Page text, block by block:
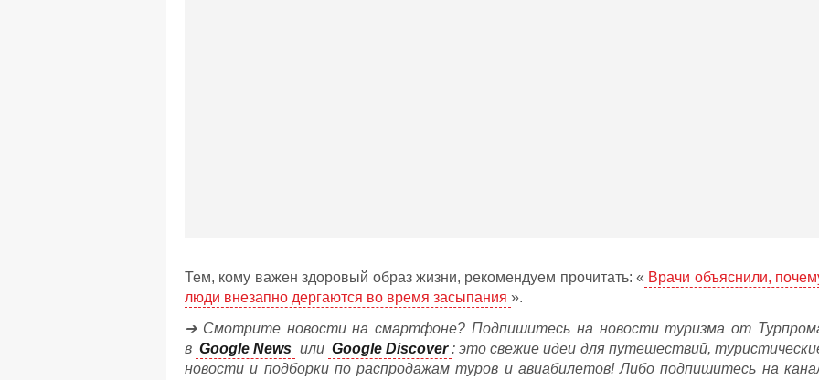
Тем, кому важен здоровый образ жизни, рекомендуем прочитать: « Врачи объяснили,
люди внезапно дергаются во время засыпания ».
➔ Смотрите новости на смартфоне? Подпишитесь на новости туризма от
в Google News или Google Discover : это свежие идеи для путешествий,
новости и подборки по распродажам туров и авиабилетов! Либо подпишитесь на